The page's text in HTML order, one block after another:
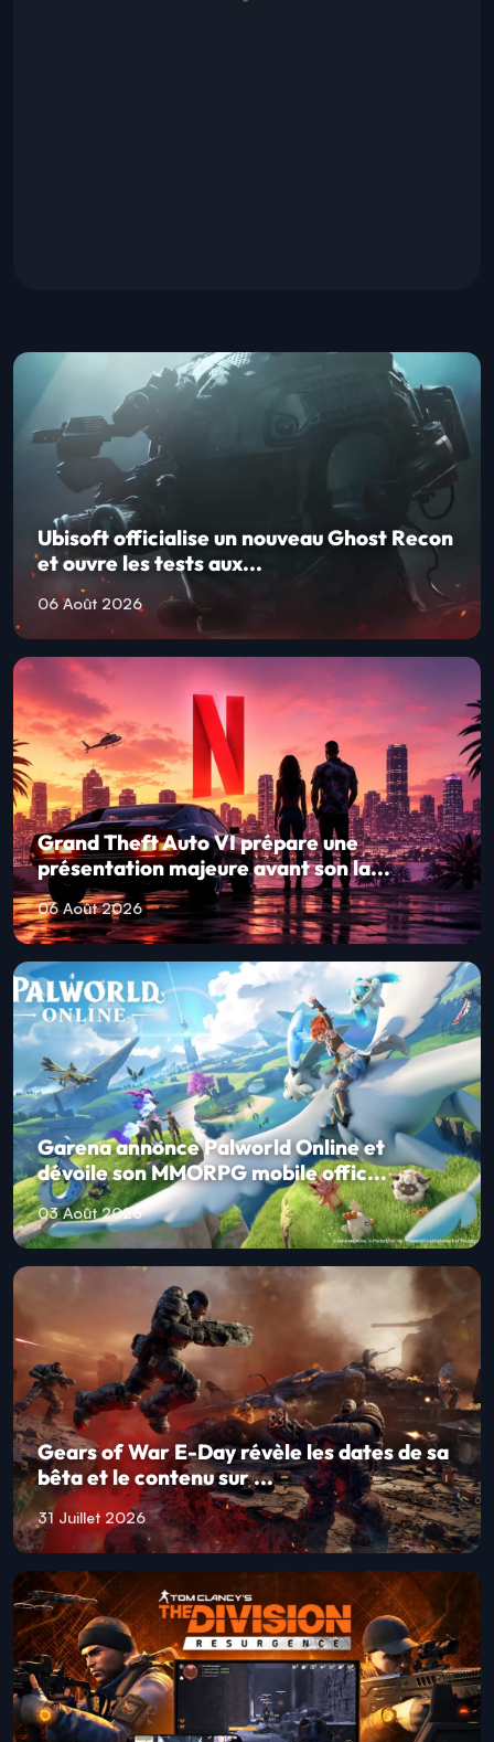
Ubisoft officialise un nouveau Ghost Recon
et ouvre les tests aux...
06 Août 2026
Grand Theft Auto VI prépare une
présentation majeure avant son la...
06 Août 2026
Garena annonce Palworld Online et
dévoile son MMORPG mobile offic...
03 Août 2026
Gears of War E-Day révèle les dates de sa
bêta et le contenu sur ...
31 Juillet 2026